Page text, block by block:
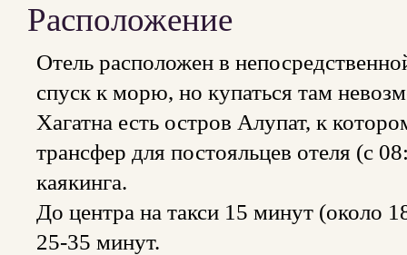
Расположение
Отель расположен в
спуск к морю, но купаться там
Хагатна есть остров Алупат, к
трансфер для постояльцев отеля (с
каякинга.
До центра на такси 15 минут (около
25-35 минут.